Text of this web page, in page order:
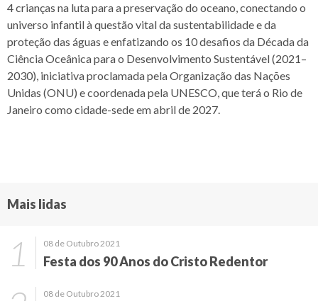
4 crianças na luta para a preservação do oceano, conectando o
universo infantil à questão vital da sustentabilidade e da
proteção das águas e enfatizando os 10 desafios da Década da
Ciência Oceânica para o Desenvolvimento Sustentável (2021–
2030), iniciativa proclamada pela Organização das Nações
Unidas (ONU) e coordenada pela UNESCO, que terá o Rio de
Janeiro como cidade-sede em abril de 2027.
Mais lidas
08 de Outubro 2021
Festa dos 90 Anos do Cristo Redentor
08 de Outubro 2021